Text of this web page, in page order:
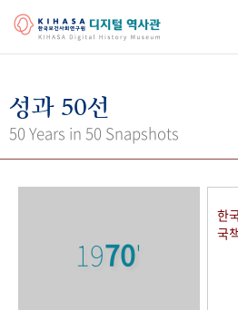
걸어온 길 기관 변천사
키워드로 보는 연구 역
성과 50선
50 Years in 50 Snapshots
1970'
한
국